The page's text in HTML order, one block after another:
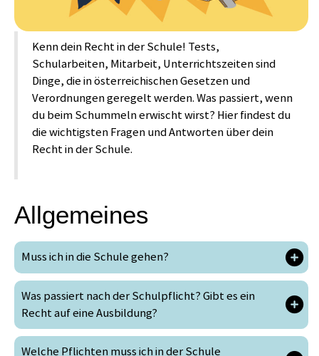
Kenn dein Recht in der Schule! Tests,
Schularbeiten, Mitarbeit, Unterrichtszeiten sind
Dinge, die in österreichischen Gesetzen und
Verordnungen geregelt werden. Was passiert, wenn
du beim Schummeln erwischt wirst? Hier findest du
die wichtigsten Fragen und Antworten über dein
Recht in der Schule.
Allgemeines
Muss ich in die Schule gehen?
Was passiert nach der Schulpflicht? Gibt es ein
Recht auf eine Ausbildung?
Welche Pflichten muss ich in der Schule